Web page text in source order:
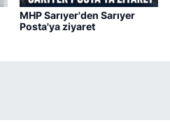
MHP Sarıyer'den Sarıyer
Posta'ya ziyaret